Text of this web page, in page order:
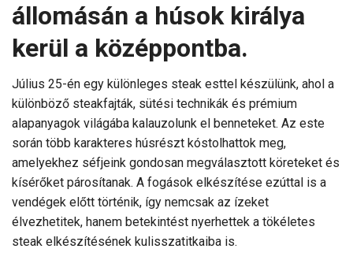
állomásán a húsok királya
kerül a középpontba.
Július 25-én egy különleges steak esttel készülünk, ahol a
különböző steakfajták, sütési technikák és prémium
alapanyagok világába kalauzolunk el benneteket. Az este
során több karakteres húsrészt kóstolhattok meg,
amelyekhez séfjeink gondosan megválasztott köreteket és
kísérőket párosítanak. A fogások elkészítése ezúttal is a
vendégek előtt történik, így nemcsak az ízeket
élvezhetitek, hanem betekintést nyerhettek a tökéletes
steak elkészítésének kulisszatitkaiba is.